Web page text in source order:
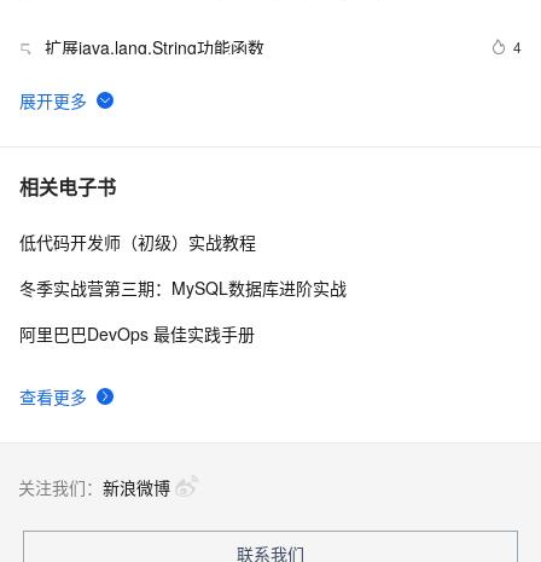
5 扩展java.lang.String功能函数 4
6 java String与Int相互转换
7 学习:erlang的term反序列化，string转换为term
8 java中Date与String的相互转化
vulnerability
相关电子书
查看更多
低代码开发师（初级）实战教程
冬季实战营第三期：MySQL数据库进阶实战
阿里巴巴DevOps 最佳实践手册
关注我们： 新浪微博
联系我们